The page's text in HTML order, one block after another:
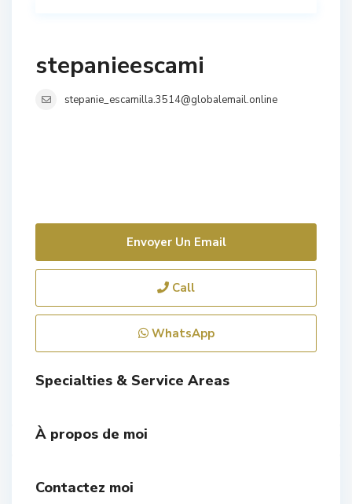
stepanieescami
stepanie_escamilla.3514@globalemail.online
Envoyer Un Email
Call
WhatsApp
Specialties & Service Areas
À propos de moi
Contactez moi